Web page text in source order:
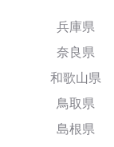
兵庫県
奈良県
和歌山県
鳥取県
島根県